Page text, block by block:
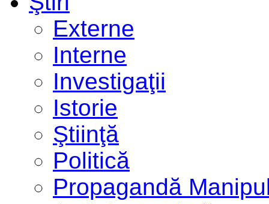
Externe
Interne
Investigaţii
Istorie
Ştiinţă
Politică
Propagandă